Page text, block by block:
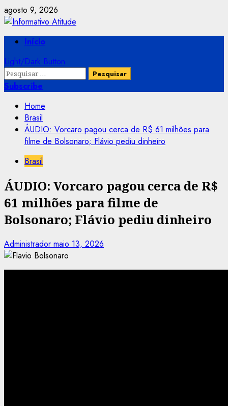
Skip
to
content
agosto 9, 2026
PrimaryInício
Light/Dark Button
Pesquisar
por:
Subscribe
Home
Brasil
ÁUDIO: Vorcaro pagou cerca de R$ 61 milhões para
filme de Bolsonaro; Flávio pediu dinheiro
Brasil
ÁUDIO: Vorcaro pagou cerca de R$
61 milhões para filme de
Bolsonaro; Flávio pediu dinheiro
Administrador maio 13, 2026